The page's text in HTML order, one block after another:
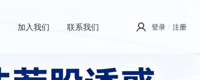
加入我们 联系我们 登录 / 注册